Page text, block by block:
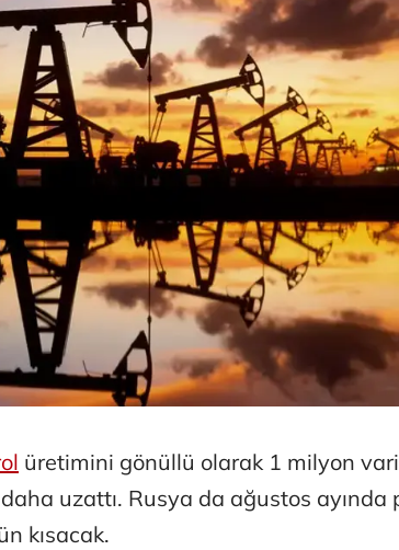
üretimini gönüllü olarak 1 milyon
daha uzattı. Rusya da ağustos ayında
kısacak.